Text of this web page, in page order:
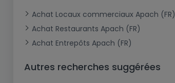
Achat Locaux commerciaux Apach (FR)
Achat Restaurants Apach (FR)
Achat Entrepôts Apach (FR)
Autres recherches suggérées